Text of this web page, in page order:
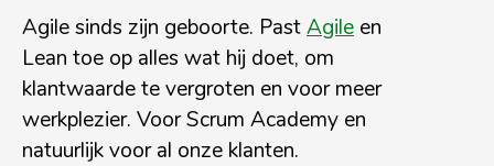
Agile sinds zijn geboorte. PastAgile en
Lean toe op alles wat hij doet, om
klantwaarde te vergroten en voor meer
werkplezier. Voor Scrum Academy en
natuurlijk voor al onze klanten.